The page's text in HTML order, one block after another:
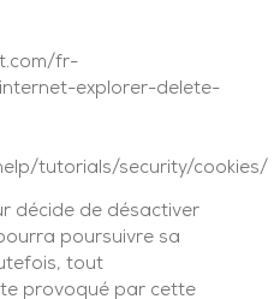
fr-
explorer-delete-
tutorials/security/cookies/
décide de désactiver
poursuivre sa
tout
provoqué par cette